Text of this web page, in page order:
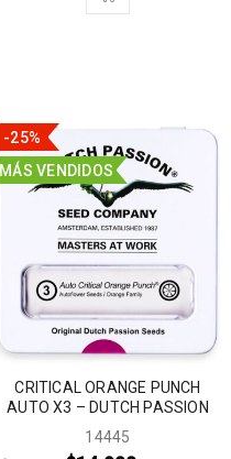
-25%
MÁS VENDIDOS
CRITICAL ORANGE PUNCH
AUTO X3 – DUTCH PASSION
14445